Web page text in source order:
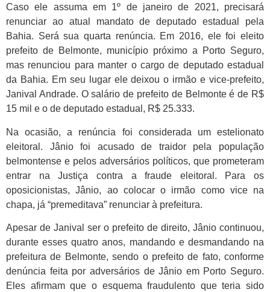
Caso ele assuma em 1º de janeiro de 2021, precisará
renunciar ao atual mandato de deputado estadual pela
Bahia. Será sua quarta renúncia. Em 2016, ele foi eleito
prefeito de Belmonte, município próximo a Porto Seguro,
mas renunciou para manter o cargo de deputado estadual
da Bahia. Em seu lugar ele deixou o irmão e vice-prefeito,
Janival Andrade. O salário de prefeito de Belmonte é de R$
15 mil e o de deputado estadual, R$ 25.333.
Na ocasião, a renúncia foi considerada um estelionato
eleitoral. Jânio foi acusado de traidor pela população
belmontense e pelos adversários políticos, que prometeram
entrar na Justiça contra a fraude eleitoral. Para os
oposicionistas, Jânio, ao colocar o irmão como vice na
chapa, já “premeditava” renunciar à prefeitura.
Apesar de Janival ser o prefeito de direito, Jânio continuou,
durante esses quatro anos, mandando e desmandando na
prefeitura de Belmonte, sendo o prefeito de fato, conforme
denúncia feita por adversários de Jânio em Porto Seguro.
Eles afirmam que o esquema fraudulento que teria sido